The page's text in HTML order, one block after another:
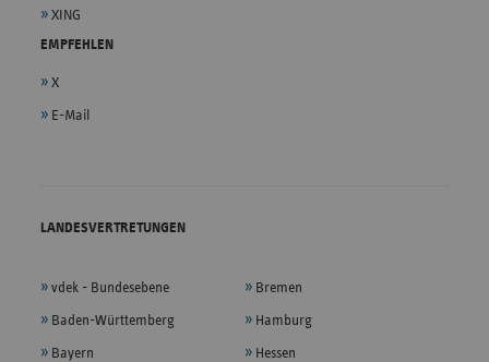
XING
EMPFEHLEN
X
E-Mail
LANDESVERTRETUNGEN
vdek - Bundesebene
Baden-Württemberg
Bayern
Bremen
Hamburg
Hessen